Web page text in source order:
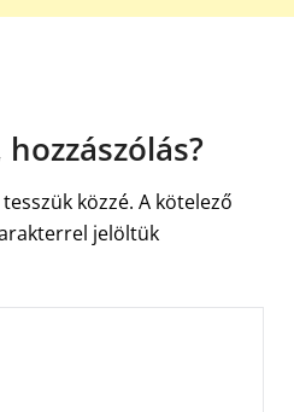
közzé. A kötelező
jelöltük